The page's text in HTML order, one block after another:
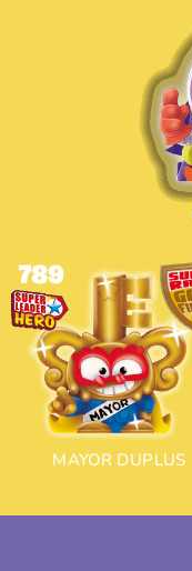
MAYOR DUPLUS